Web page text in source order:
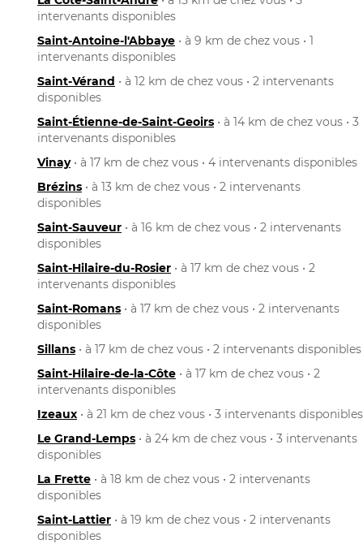
intervenants disponibles
Saint-Antoine-l'Abbaye • à 9 km de chez vous • 1
intervenants disponibles
Saint-Vérand • à 12 km de chez vous • 2 intervenants
disponibles
Saint-Étienne-de-Saint-Geoirs • à 14 km de chez vous • 3
intervenants disponibles
Vinay• à 17 km de chez vous • 4 intervenants disponibles
Brézins • à 13 km de chez vous • 2 intervenants
disponibles
Saint-Sauveur • à 16 km de chez vous • 2 intervenants
disponibles
Saint-Hilaire-du-Rosier • à 17 km de chez vous • 2
intervenants disponibles
Saint-Romans • à 17 km de chez vous • 2 intervenants
disponibles
Sillans • à 17 km de chez vous • 2 intervenants disponibles
Saint-Hilaire-de-la-Côte • à 17 km de chez vous • 2
intervenants disponibles
Izeaux • à 21 km de chez vous • 3 intervenants disponibles
Le Grand-Lemps • à 24 km de chez vous • 3 intervenants
disponibles
La Frette • à 18 km de chez vous • 2 intervenants
disponibles
Saint-Lattier • à 19 km de chez vous • 2 intervenants
disponibles